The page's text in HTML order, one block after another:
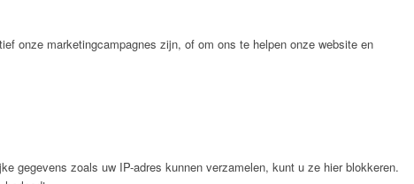
onze marketingcampagnes zijn, of om ons te helpen onze website en
gegevens zoals uw IP-adres kunnen verzamelen, kunt u ze hier blokkeren.